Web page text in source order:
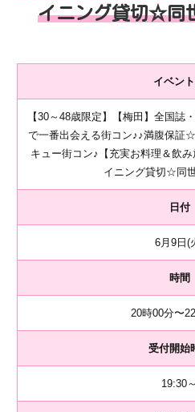
イニング貸切☆同
イベン
【30～48歳限定】【梅田】全国誌
で一番出会える街コン♪♪満腹保証
キュー街コン♪【充実お料理＆飲
イニング貸切☆同
日付
6月9日(
時間
20時00分〜
受付開始
19:30～